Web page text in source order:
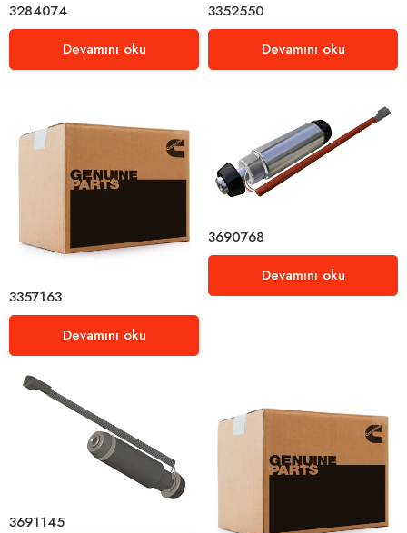
3284074
Devamını oku
3352550
Devamını oku
3357163
Devamını oku
3690768
Devamını oku
3691145